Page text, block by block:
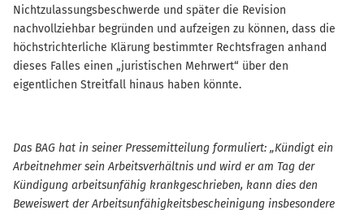
Nichtzulassungsbeschwerde und später die Revision
nachvollziehbar begründen und aufzeigen zu können, dass die
höchstrichterliche Klärung bestimmter Rechtsfragen anhand
dieses Falles einen „juristischen Mehrwert“ über den
eigentlichen Streitfall hinaus haben könnte.
Das BAG hat in seiner Pressemitteilung formuliert: „Kündigt ein
Arbeitnehmer sein Arbeitsverhältnis und wird er am Tag der
Kündigung arbeitsunfähig krankgeschrieben, kann dies den
Beweiswert der Arbeitsunfähigkeitsbescheinigung insbesondere